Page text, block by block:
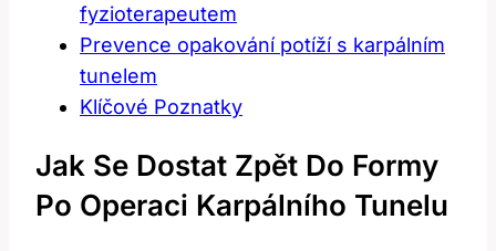
fyzioterapeutem
Prevence opakování potíží s karpálním
tunelem
Klíčové Poznatky
Jak Se Dostat Zpět Do Formy
Po Operaci Karpálního Tunelu